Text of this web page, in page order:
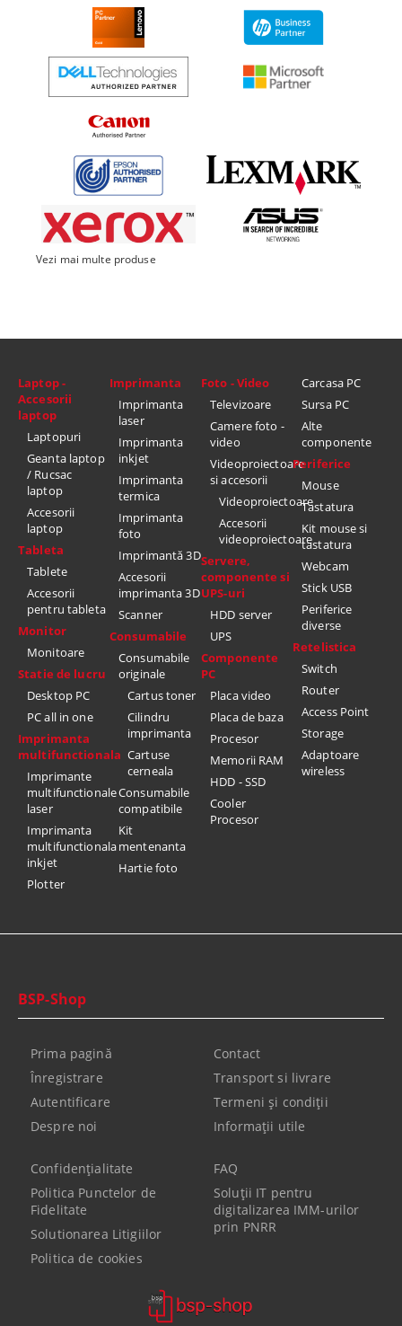
Vezi mai multe produse
Laptop -
Accesorii
laptop
Laptopuri
Geanta laptop
/ Rucsac
laptop
Accesorii
laptop
Tableta
Tablete
Accesorii
pentru tableta
Monitor
Monitoare
Statie de lucru
Desktop PC
PC all in one
Imprimanta
multifunctionala
Imprimante
multifunctionale
laser
Imprimanta
multifunctionala
inkjet
Plotter
Imprimanta
Imprimanta
laser
Imprimanta
inkjet
Imprimanta
termica
Imprimanta
foto
Imprimantă 3D
Accesorii
imprimanta 3D
Scanner
Consumabile
Consumabile
originale
Cartus toner
Cilindru
imprimanta
Cartuse
cerneala
Consumabile
compatibile
Kit
mentenanta
Hartie foto
Foto - Video
Televizoare
Camere foto -
video
Videoproiectoare
si accesorii
Videoproiectoare
Accesorii
videoproiectoare
Servere,
componente si
UPS-uri
HDD server
UPS
Componente
PC
Placa video
Placa de baza
Procesor
Memorii RAM
HDD - SSD
Cooler
Procesor
Carcasa PC
Sursa PC
Alte
componente
Periferice
Mouse
Tastatura
Kit mouse si
tastatura
Webcam
Stick USB
Periferice
diverse
Retelistica
Switch
Router
Access Point
Storage
Adaptoare
wireless
BSP-Shop
Prima pagină
Înregistrare
Autentificare
Despre noi
Contact
Transport si livrare
Termeni şi condiţii
Informaţii utile
Confidenţialitate
Politica Punctelor de
Fidelitate
Solutionarea Litigiilor
Politica de cookies
FAQ
Soluții IT pentru
digitalizarea IMM-urilor
prin PNRR